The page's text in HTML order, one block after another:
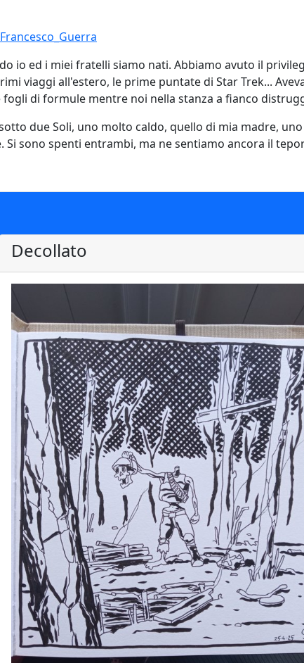
io ed i miei fratelli siamo nati. Abbiamo avuto il
viaggi all'estero, le prime puntate di Star Trek...
di formule mentre noi nella stanza a fianco
due Soli, uno molto caldo, quello di mia madre,
Si sono spenti entrambi, ma ne sentiamo ancora il
Decollato